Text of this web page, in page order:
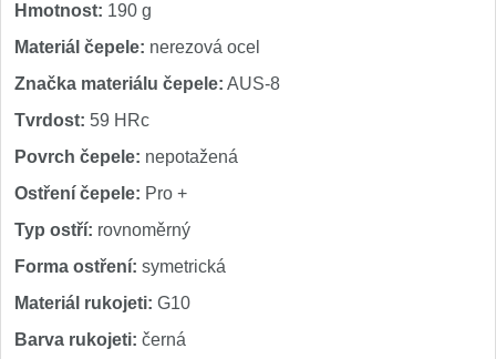
Nože SEBURO
Sady nožů SEBURO
Nože Seburo SARADA
Nože Seburo SUBAJA
Nože Seburo HOKORI
Nože Seburo HOGANI
Nože Seburo WEST
Hmotnost: 190 g
Materiál čepele: nerezová ocel
Značka materiálu čepele: AUS-8
Tvrdost: 59 HRc
Povrch čepele: nepotažená
Ostření čepele: Pro +
Typ ostří: rovnoměrný
Forma ostření: symetrická
Materiál rukojeti: G10
Barva rukojeti: černá